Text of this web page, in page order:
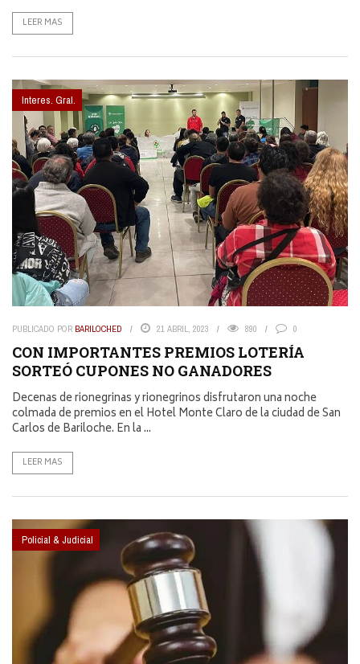
LEER MAS
Interes. Gral.
PUBLICADO POR BARILOCHED 21 ABRIL, 2023 890 0
CON IMPORTANTES PREMIOS LOTERÍA
SORTEÓ CUPONES NO GANADORES
Decenas de rionegrinas y rionegrinos disfrutaron una noche
colmada de premios en el Hotel Monte Claro de la ciudad de San
Carlos de Bariloche. En la ...
LEER MAS
Policial & Judicial